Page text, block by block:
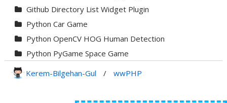
Github Directory List Widget Plugin
Python Car Game
Python OpenCV HOG Human Detection
Python PyGame Space Game
Kerem-Bilgehan-Gul / wwPHP